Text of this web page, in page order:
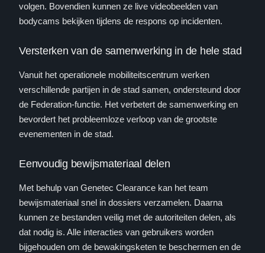
volgen. Bovendien kunnen ze live videobeelden van
bodycams bekijken tijdens de respons op incidenten.
Versterken van de samenwerking in de hele stad
Vanuit het operationele mobiliteitscentrum werken
verschillende partijen in de stad samen, ondersteund door
de Federation-functie. Het verbetert de samenwerking en
bevordert het probleemloze verloop van de grootste
evenementen in de stad.
Eenvoudig bewijsmateriaal delen
Met behulp van Genetec Clearance kan het team
bewijsmateriaal snel in dossiers verzamelen. Daarna
kunnen ze bestanden veilig met de autoriteiten delen, als
dat nodig is. Alle interacties van gebruikers worden
bijgehouden om de bewakingsketen te beschermen en de